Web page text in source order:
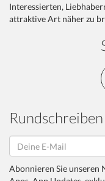
Interessierten,
attraktive Art näher zu
Rundschreiben
Abonnieren Sie unseren